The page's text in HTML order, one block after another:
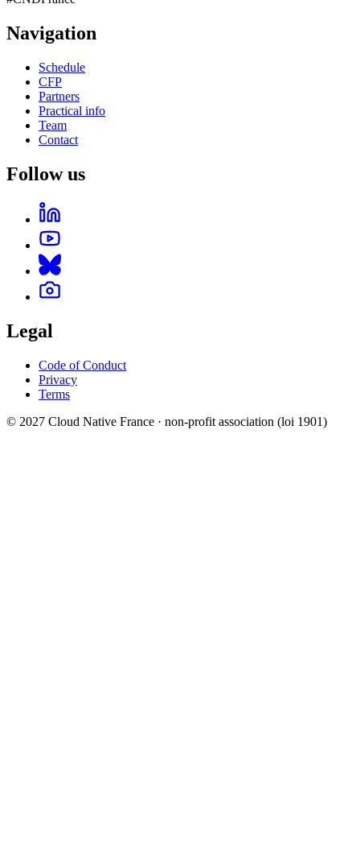
Navigation
Schedule
CFP
Partners
Practical info
Team
Contact
Follow us
Legal
Code of Conduct
Privacy
Terms
© 2027 Cloud Native France · non-profit association (loi 1901)